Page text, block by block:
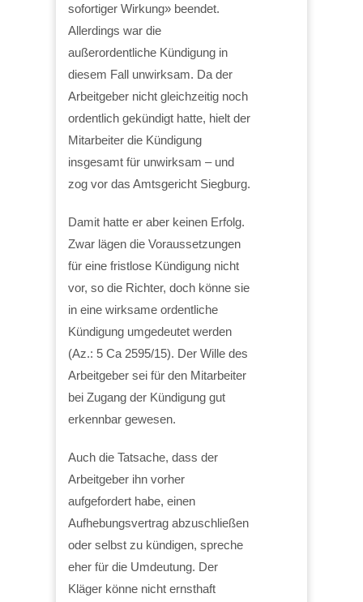
sofortiger Wirkung» beendet.
Allerdings war die
außerordentliche Kündigung in
diesem Fall unwirksam. Da der
Arbeitgeber nicht gleichzeitig noch
ordentlich gekündigt hatte, hielt der
Mitarbeiter die Kündigung
insgesamt für unwirksam – und
zog vor das Amtsgericht Siegburg.
Damit hatte er aber keinen Erfolg.
Zwar lägen die Voraussetzungen
für eine fristlose Kündigung nicht
vor, so die Richter, doch könne sie
in eine wirksame ordentliche
Kündigung umgedeutet werden
(Az.: 5 Ca 2595/15). Der Wille des
Arbeitgeber sei für den Mitarbeiter
bei Zugang der Kündigung gut
erkennbar gewesen.
Auch die Tatsache, dass der
Arbeitgeber ihn vorher
aufgefordert habe, einen
Aufhebungsvertrag abzuschließen
oder selbst zu kündigen, spreche
eher für die Umdeutung. Der
Kläger könne nicht ernsthaft